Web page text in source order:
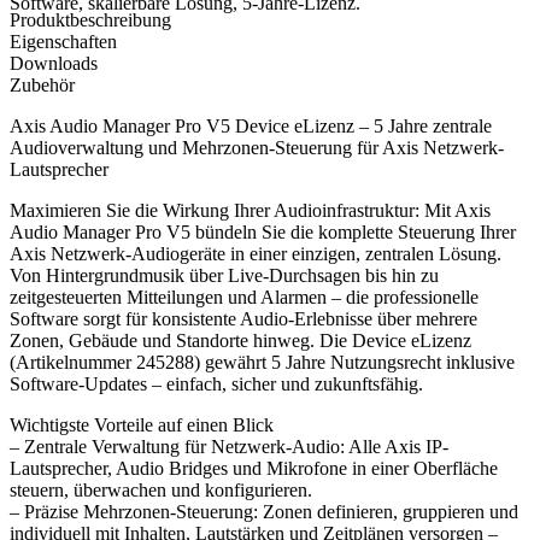
Produktbeschreibung
Eigenschaften
Downloads
Zubehör
Axis Audio Manager Pro V5 Device eLizenz – 5 Jahre zentrale
Audioverwaltung und Mehrzonen-Steuerung für Axis Netzwerk-
Lautsprecher
Maximieren Sie die Wirkung Ihrer Audioinfrastruktur: Mit Axis
Audio Manager Pro V5 bündeln Sie die komplette Steuerung Ihrer
Axis Netzwerk-Audiogeräte in einer einzigen, zentralen Lösung.
Von Hintergrundmusik über Live-Durchsagen bis hin zu
zeitgesteuerten Mitteilungen und Alarmen – die professionelle
Software sorgt für konsistente Audio-Erlebnisse über mehrere
Zonen, Gebäude und Standorte hinweg. Die Device eLizenz
(Artikelnummer 245288) gewährt 5 Jahre Nutzungsrecht inklusive
Software-Updates – einfach, sicher und zukunftsfähig.
Wichtigste Vorteile auf einen Blick
– Zentrale Verwaltung für Netzwerk-Audio: Alle Axis IP-
Lautsprecher, Audio Bridges und Mikrofone in einer Oberfläche
steuern, überwachen und konfigurieren.
– Präzise Mehrzonen-Steuerung: Zonen definieren, gruppieren und
individuell mit Inhalten, Lautstärken und Zeitplänen versorgen –